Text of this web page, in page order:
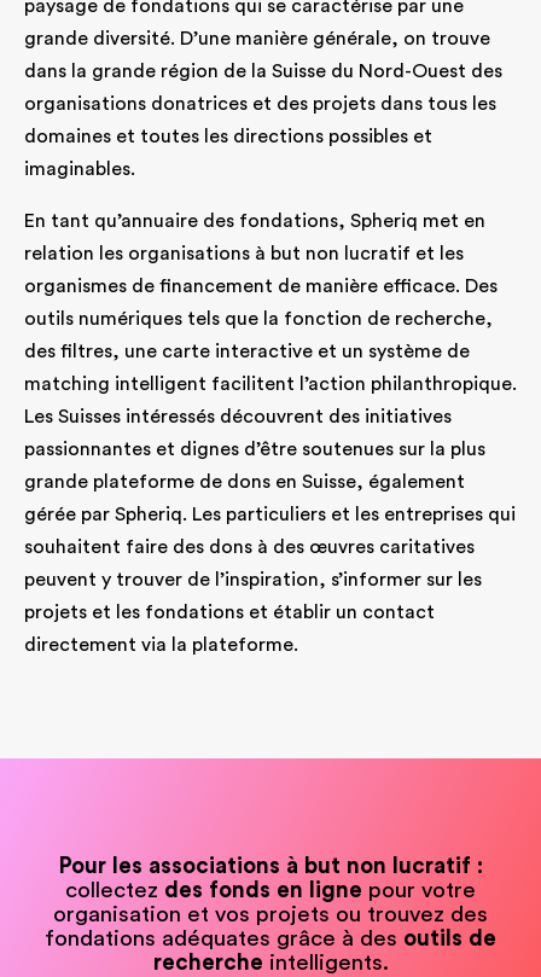
paysage de fondations qui se caractérise par une
grande diversité. D’une manière générale, on trouve
dans la grande région de la Suisse du Nord-Ouest des
organisations donatrices et des projets dans tous les
domaines et toutes les directions possibles et
imaginables.
En tant qu’annuaire des fondations, Spheriq met en
relation les organisations à but non lucratif et les
organismes de financement de manière efficace. Des
outils numériques tels que la fonction de recherche,
des filtres, une carte interactive et un système de
matching intelligent facilitent l’action philanthropique.
Les Suisses intéressés découvrent des initiatives
passionnantes et dignes d’être soutenues sur la plus
grande plateforme de dons en Suisse, également
gérée par Spheriq. Les particuliers et les entreprises qui
souhaitent faire des dons à des œuvres caritatives
peuvent y trouver de l’inspiration, s’informer sur les
projets et les fondations et établir un contact
directement via la plateforme.
Pour les associations à but non lucratif :
collectez des fonds en ligne pour votre
organisation et vos projets ou trouvez des
fondations adéquates grâce à des outils de
recherche intelligents.